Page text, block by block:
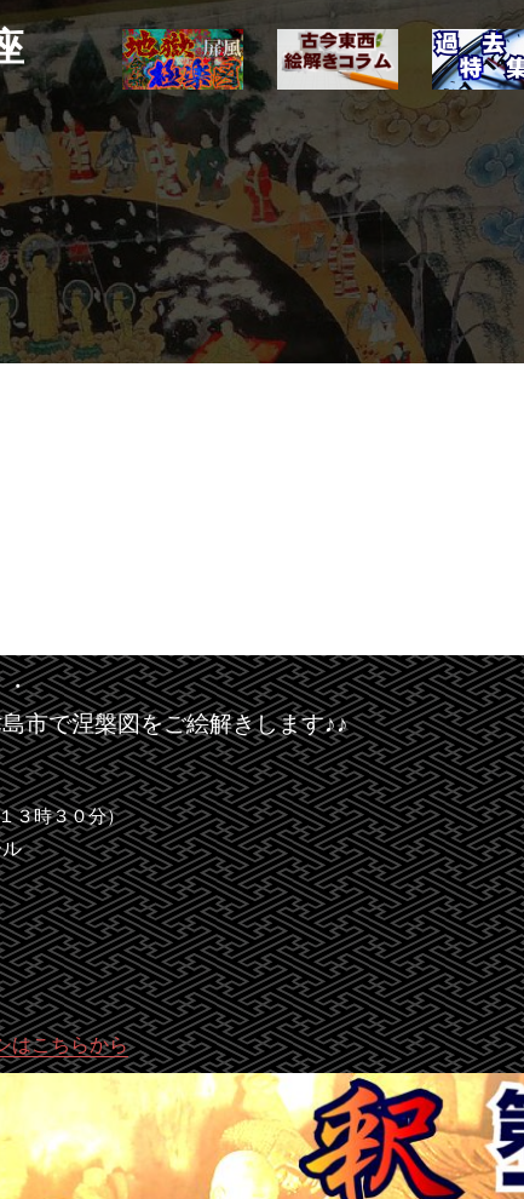
・
市で涅槃図をご絵解きします♪♪
３時３０分）
はこちらから